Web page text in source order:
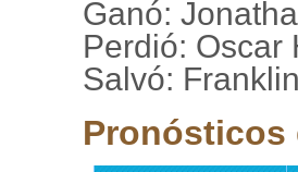
Ganó:
Perdió: Oscar
Salvó:
Pronósticos